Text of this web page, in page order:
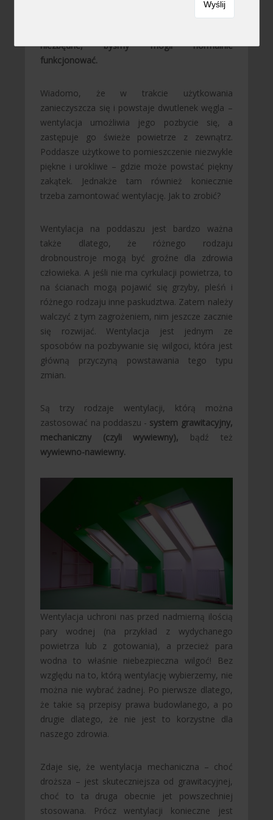
węgla, jednakże ludzie i zwierzęta oddychają
niezbędne, byśmy mogli normalnie
funkcjonować.
Wiadomo, że w trakcie użytkowania
zanieczyszcza się i powstaje dwutlenek węgla –
wentylacja umożliwia jego pozbycie się, a
zastępuje go świeże powietrze z zewnątrz.
Poddasze użytkowe to pomieszczenie niezwykle
piękne i urokliwe – gdzie może powstać piękny
zakątek. Jednakże tam również koniecznie
trzeba zamontować wentylację. Jak to zrobić?
Wentylacja na poddaszu jest bardzo ważna
także dlatego, że różnego rodzaju
drobnoustroje mogą być groźne dla zdrowia
człowieka. A jeśli nie ma cyrkulacji powietrza, to
na ścianach mogą pojawić się grzyby, pleśń i
różnego rodzaju inne paskudztwa. Zatem należy
walczyć z tym zagrożeniem, nim jeszcze zacznie
się rozwijać. Wentylacja jest jednym ze
sposobów na pozbywanie się wilgoci, która jest
główną przyczyną powstawania tego typu
zmian.
Są trzy rodzaje wentylacji, którą można
zastosować na poddaszu - system grawitacyjny,
mechaniczny (czyli wywiewny), bądź też
wywiewno-nawiewny.
Wentylacja uchroni nas przed nadmierną ilością
pary wodnej (na przykład z wydychanego
powietrza lub z gotowania), a przecież para
wodna to właśnie niebezpieczna wilgoć! Bez
względu na to, którą wentylację wybierzemy, nie
można nie wybrać żadnej. Po pierwsze dlatego,
że takie są przepisy prawa budowlanego, a po
drugie dlatego, że nie jest to korzystne dla
naszego zdrowia.
Zdaje się, że wentylacja mechaniczna – choć
droższa – jest skuteczniejsza od grawitacyjnej,
choć to ta druga obecnie jet powszechniej
stosowana. Prócz wentylacji konieczne jest